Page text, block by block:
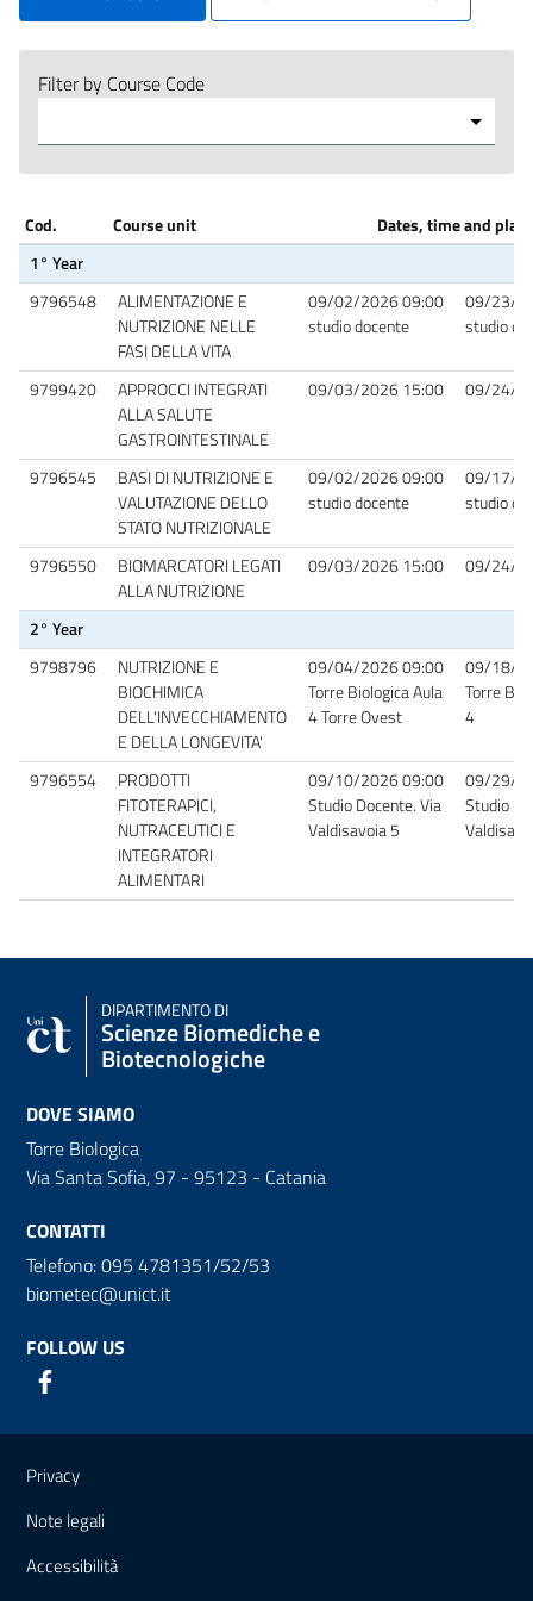
Filter by Course Code
Cod. Course unit
Dates, time and place
1° Year
9796548
ALIMENTAZIONE E
NUTRIZIONE NELLE
FASI DELLA VITA
09/02/2026 09:00
studio docente
09/23/
studio
9799420
APPROCCI INTEGRATI
ALLA SALUTE
GASTROINTESTINALE
09/03/2026 15:00 09/24/
9796545
BASI DI NUTRIZIONE E
VALUTAZIONE DELLO
STATO NUTRIZIONALE
09/02/2026 09:00
studio docente
09/17/
studio
9796550
BIOMARCATORI LEGATI
ALLA NUTRIZIONE
09/03/2026 15:00 09/24/
2° Year
9798796
NUTRIZIONE E
BIOCHIMICA
DELL'INVECCHIAMENTO
E DELLA LONGEVITA'
09/04/2026 09:00
Torre Biologica Aula
4 Torre Ovest
09/18/
Torre
4
9796554
PRODOTTI
FITOTERAPICI,
NUTRACEUTICI E
INTEGRATORI
ALIMENTARI
09/10/2026 09:00
Studio Docente. Via
Valdisavoia 5
09/29/
Studio
DIPARTIMENTO DI
Scienze Biomediche e
Biotecnologiche
DOVE SIAMO
Torre Biologica
Via Santa Sofia, 97 - 95123 - Catania
CONTATTI
Telefono: 095 4781351/52/53
biometec@unict.it
FOLLOW US
Useful links and information
Privacy
Note legali
Accessibilità